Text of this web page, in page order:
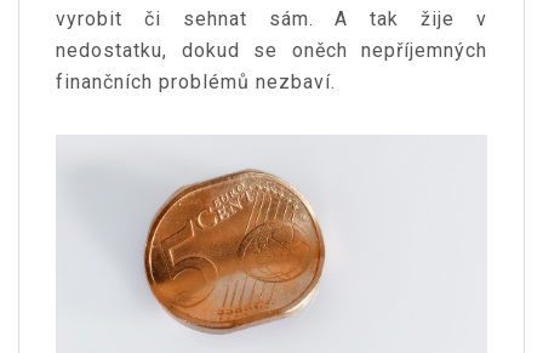
vyrobit či sehnat sám. A tak žije v
nedostatku, dokud se oněch nepříjemných
finančních problémů nezbaví.